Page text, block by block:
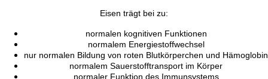
Eisen trägt bei zu:
normalen kognitiven Funktionen
normalem Energiestoffwechsel
nur normalen Bildung von roten Blutkörperchen und Hämoglobin
normalem Sauerstofftransport im Körper
normaler Funktion des Immunsystems